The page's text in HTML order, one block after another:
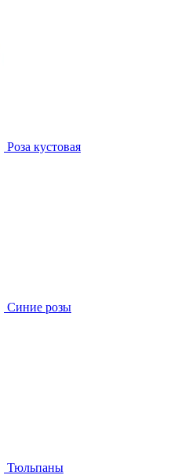
Роза кустовая
Синие розы
Тюльпаны